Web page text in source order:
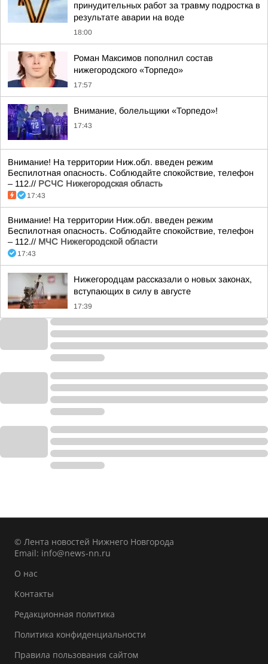
принудительных работ за травму подростка в
результате аварии на воде
18:00
Роман Максимов пополнил состав
нижегородского «Торпедо»
17:57
Внимание, болельщики «Торпедо»!
17:43
Внимание! На территории Ниж.обл. введен режим
Беспилотная опасность. Соблюдайте спокойствие, телефон
– 112.// РСЧС Нижегородская область
17:43
Внимание! На территории Ниж.обл. введен режим
Беспилотная опасность. Соблюдайте спокойствие, телефон
– 112.// МЧС Нижегородской области
17:43
Нижегородцам рассказали о новых законах,
вступающих в силу в августе
17:39
© Лента новостей Нижнего Новгорода
Email: info@news-nn.ru
О нас
Контакты
Редакционная политика
Политика конфиденциальности
Правила пользования сайтом